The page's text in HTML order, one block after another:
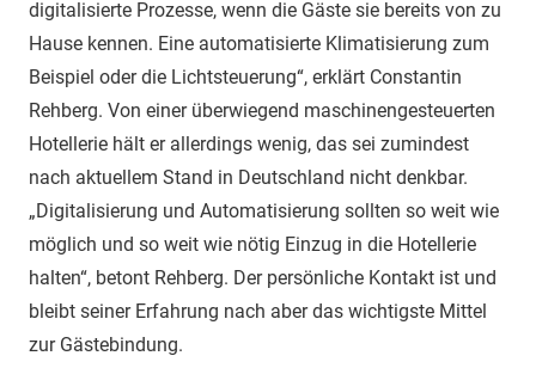
digitalisierte Prozesse, wenn die Gäste sie bereits von zu
Hause kennen. Eine automatisierte Klimatisierung zum
Beispiel oder die Lichtsteuerung“, erklärt Constantin
Rehberg. Von einer überwiegend maschinengesteuerten
Hotellerie hält er allerdings wenig, das sei zumindest
nach aktuellem Stand in Deutschland nicht denkbar.
„Digitalisierung und Automatisierung sollten so weit wie
möglich und so weit wie nötig Einzug in die Hotellerie
halten“, betont Rehberg. Der persönliche Kontakt ist und
bleibt seiner Erfahrung nach aber das wichtigste Mittel
zur Gästebindung.